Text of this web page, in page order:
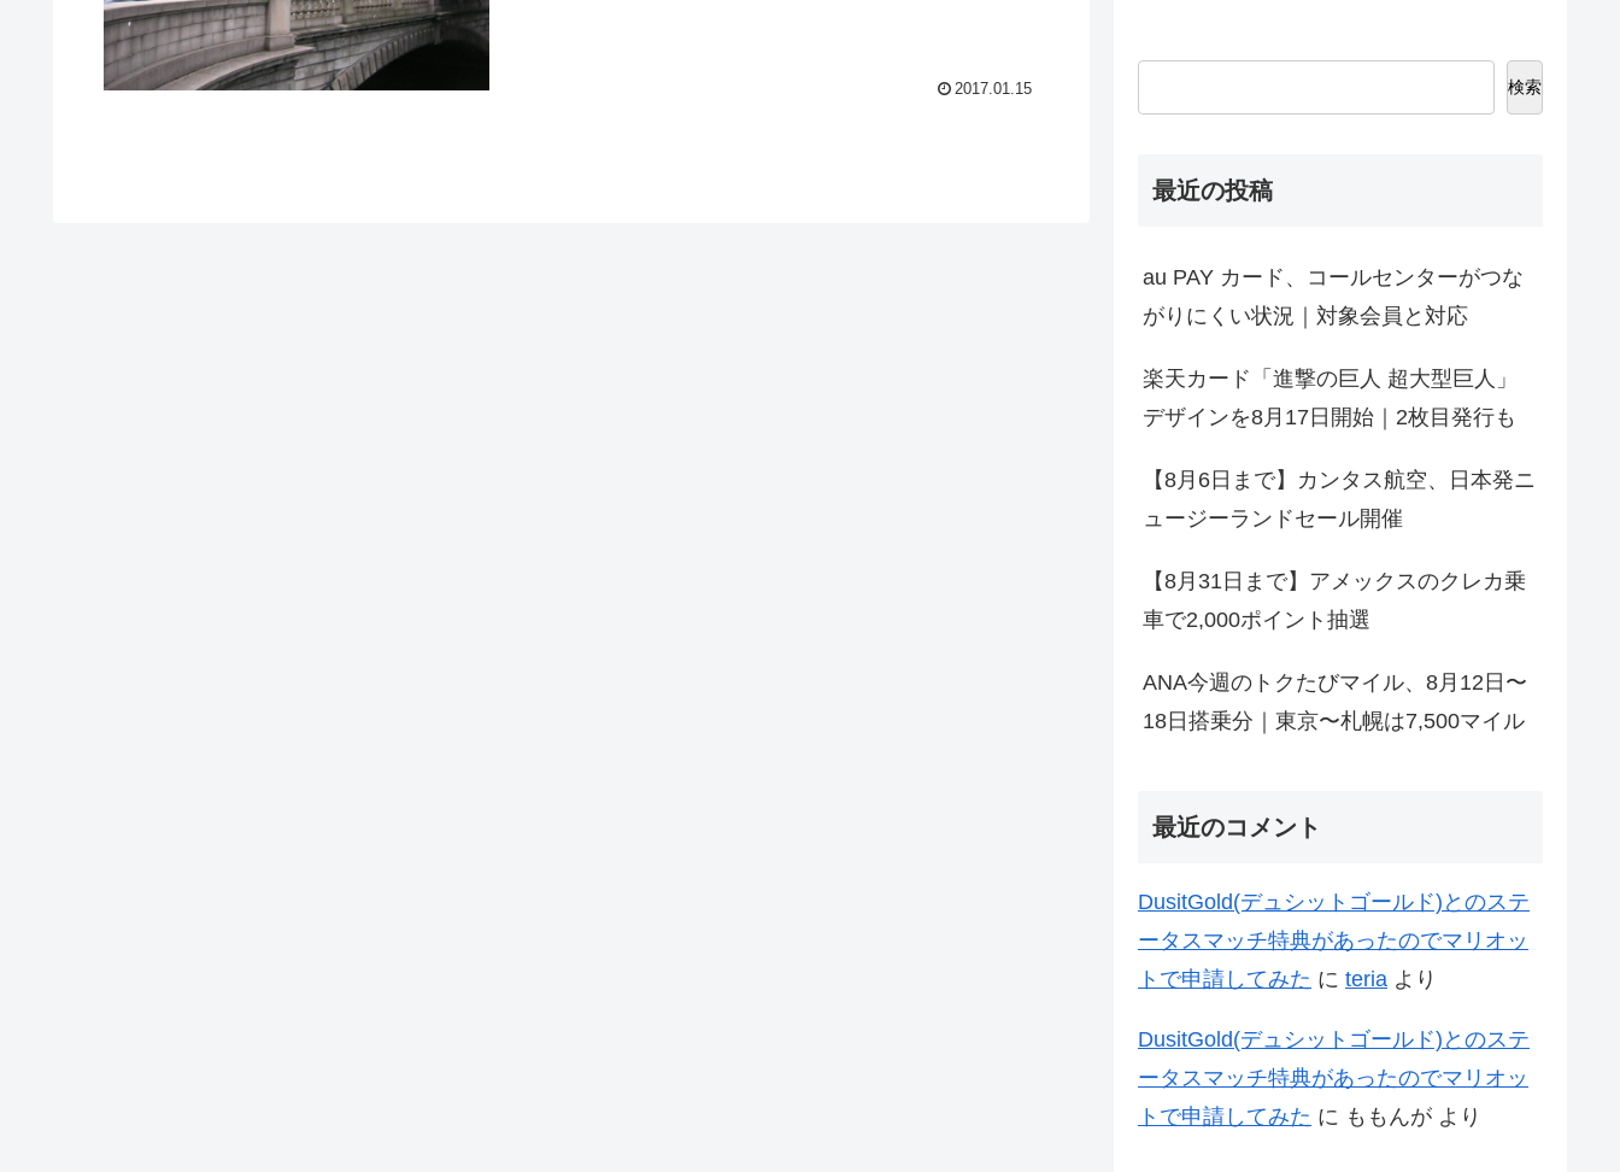
2017.01.15 検索
最近の投稿
au PAY カード、コールセンターがつな
がりにくい状況｜対象会員と対応
楽天カード「進撃の巨人 超大型巨人」
デザインを8月17日開始｜2枚目発行も
【8月6日まで】カンタス航空、日本発ニ
ュージーランドセール開催
【8月31日まで】アメックスのクレカ乗
車で2,000ポイント抽選
ANA今週のトクたびマイル、8月12日〜
18日搭乗分｜東京〜札幌は7,500マイル
最近のコメント
DusitGold(デュシットゴールド)とのステ
ータスマッチ特典があったのでマリオッ
トで申請してみた に teria より
DusitGold(デュシットゴールド)とのステ
ータスマッチ特典があったのでマリオッ
トで申請してみた に ももんが より